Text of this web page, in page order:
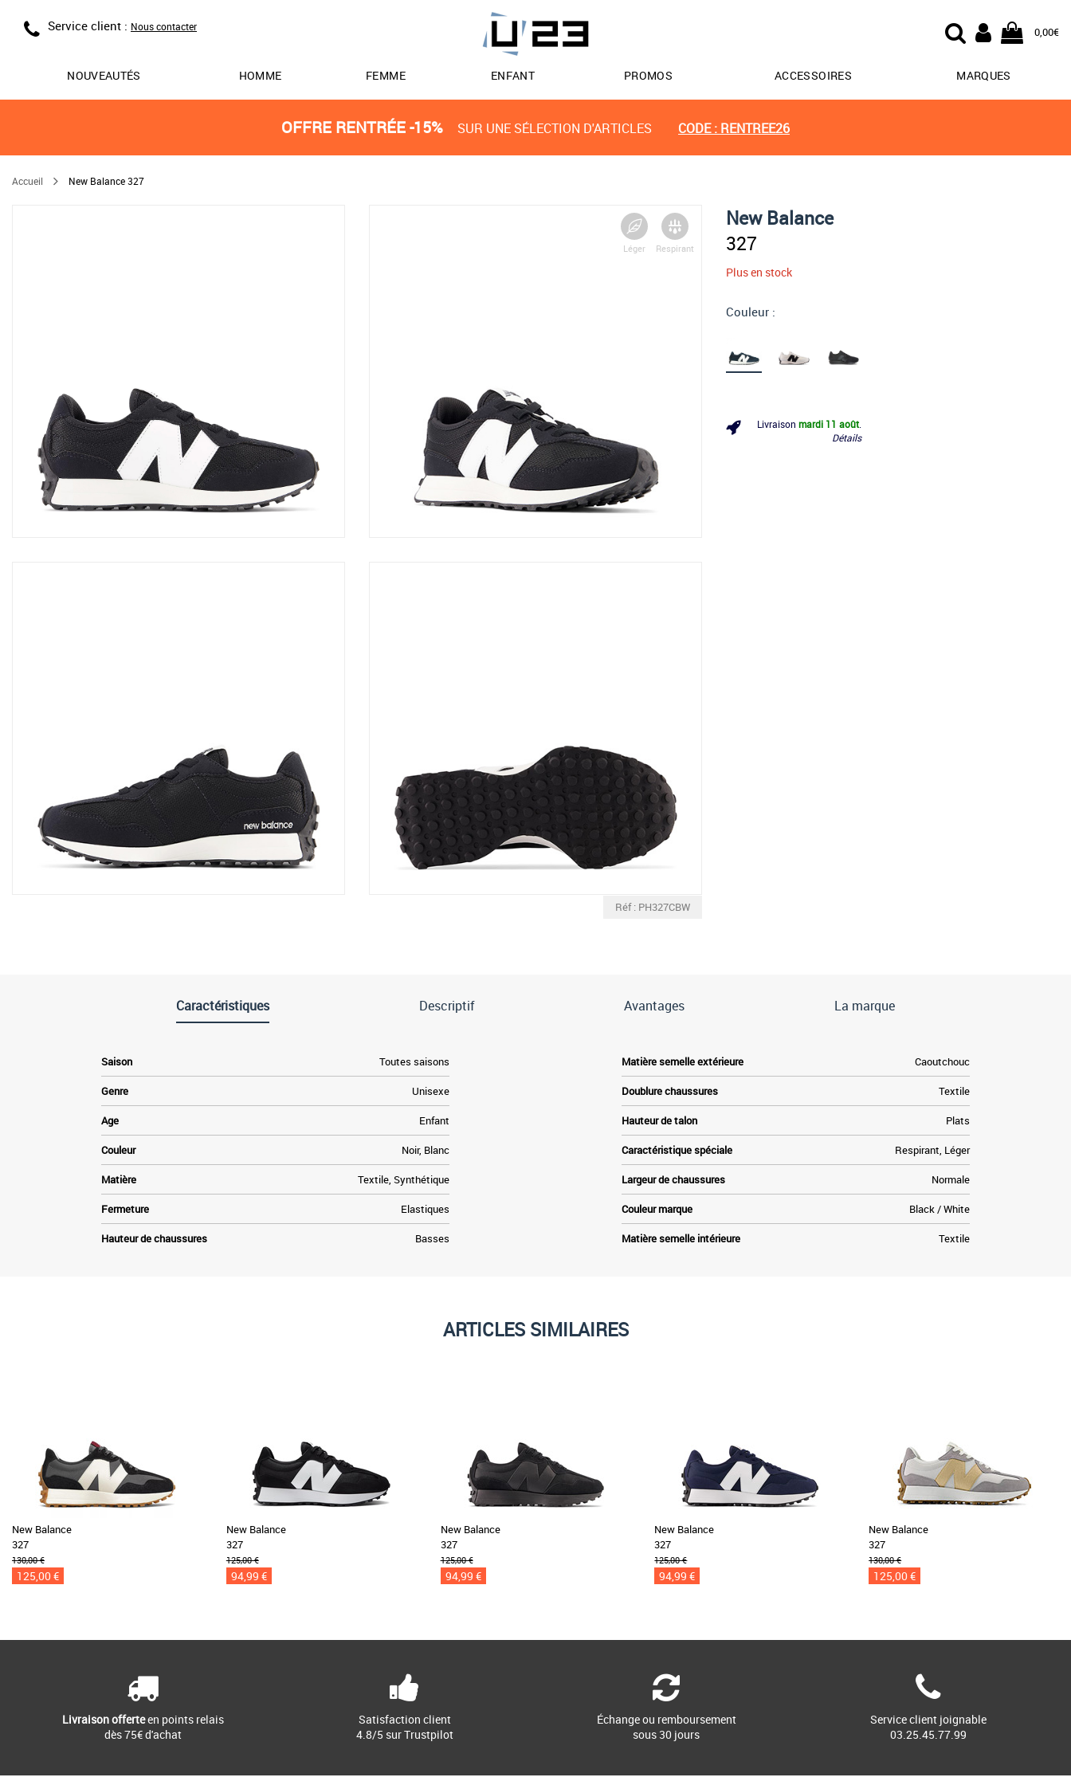
Service client : Nous contacter 0,00€
NOUVEAUTÉS HOMME FEMME ENFANT PROMOS ACCESSOIRES MARQUES
OFFRE RENTRÉE -15% SUR UNE SÉLECTION D'ARTICLES CODE : RENTREE26
Accueil New Balance 327
Léger Respirant
Réf : PH327CBW
New Balance
327
Plus en stock
Couleur :
Livraison mardi 11 août
Détails
Caractéristiques Descriptif Avantages La marque
Saison Toutes saisons
Genre Unisexe
Age Enfant
Couleur Noir, Blanc
Matière Textile, Synthétique
Fermeture Elastiques
Hauteur de chaussures Basses
Matière semelle extérieure Caoutchouc
Doublure chaussures Textile
Hauteur de talon Plats
Caractéristique spéciale Respirant, Léger
Largeur de chaussures Normale
Couleur marque Black / White
Matière semelle intérieure Textile
ARTICLES SIMILAIRES
New Balance
327
130,00 €
125,00 €
New Balance
327
125,00 €
94,99 €
New Balance
327
125,00 €
94,99 €
New Balance
327
125,00 €
94,99 €
New Balance
327
130,00 €
125,00 €
Livraison offerteen points relais
dès 75€ d'achat
Satisfaction client
4.8/5 sur Trustpilot
Échange ou remboursement
sous 30 jours
Service client joignable
03.25.45.77.99